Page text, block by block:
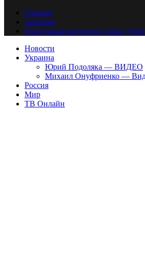
Главная
Авторам
Владельцам авторских прав.
Новости
Украина
Юрий Подоляка — ВИДЕО
Михаил Онуфриенко —
Россия
Мир
ТВ Онлайн